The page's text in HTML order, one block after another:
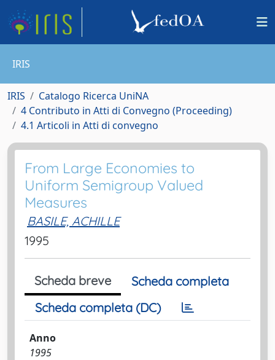
IRIS
IRIS
Catalogo Ricerca UniNA
4 Contributo in Atti di Convegno (Proceeding)
4.1 Articoli in Atti di convegno
From Large Economies to
Uniform Semigroup Valued
Measures
BASILE, ACHILLE
1995
Scheda breve
Scheda completa
Scheda completa (DC)
Anno
1995